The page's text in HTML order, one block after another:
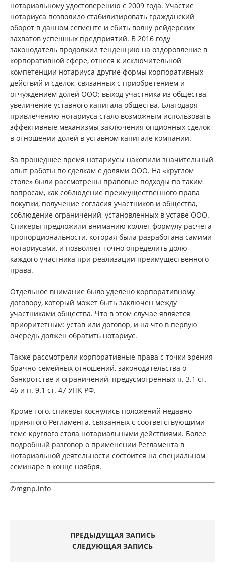
нотариальному удостоверению с 2009 года. Участие
нотариуса позволило стабилизировать гражданский
оборот в данном сегменте и сбить волну рейдерских
захватов успешных предприятий. В 2016 году
законодатель продолжил тенденцию на оздоровление в
корпоративной сфере, отнеся к исключительной
компетенции нотариуса другие формы корпоративных
действий и сделок, связанных с приобретением и
отчуждением долей ООО: выход участника из общества,
увеличение уставного капитала общества. Благодаря
привлечению нотариуса стало возможным использовать
эффективные механизмы заключения опционных сделок
в отношении долей в уставном капитале компании.
За прошедшее время нотариусы накопили значительный
опыт работы по сделкам с долями ООО. На «круглом
столе» были рассмотрены правовые подходы по таким
вопросам, как соблюдение преимущественного права
покупки, получение согласия участников и общества,
соблюдение ограничений, установленных в уставе ООО.
Спикеры предложили вниманию коллег формулу расчета
пропорциональности, которая была разработана самими
нотариусами, и позволяет точно определить долю
каждого участника при реализации преимущественного
права.
Отдельное внимание было уделено корпоративному
договору, который может быть заключен между
участниками общества. Что в этом случае является
приоритетным: устав или договор, и на что в первую
очередь должен обратить нотариус.
Также рассмотрели корпоративные права с точки зрения
брачно-семейных отношений, законодательства о
банкротстве и ограничений, предусмотренных п. 3.1 ст.
46 и п. 9.1 ст. 47 УПК РФ.
Кроме того, спикеры коснулись положений недавно
принятого Регламента, связанных с соответствующими
теме круглого стола нотариальными действиями. Более
подробный разговор о применении Регламента в
нотариальной деятельности состоится на специальном
семинаре в конце ноября.
©mgnp.info
ПРЕДЫДУЩАЯ ЗАПИСЬ
СЛЕДУЮЩАЯ ЗАПИСЬ